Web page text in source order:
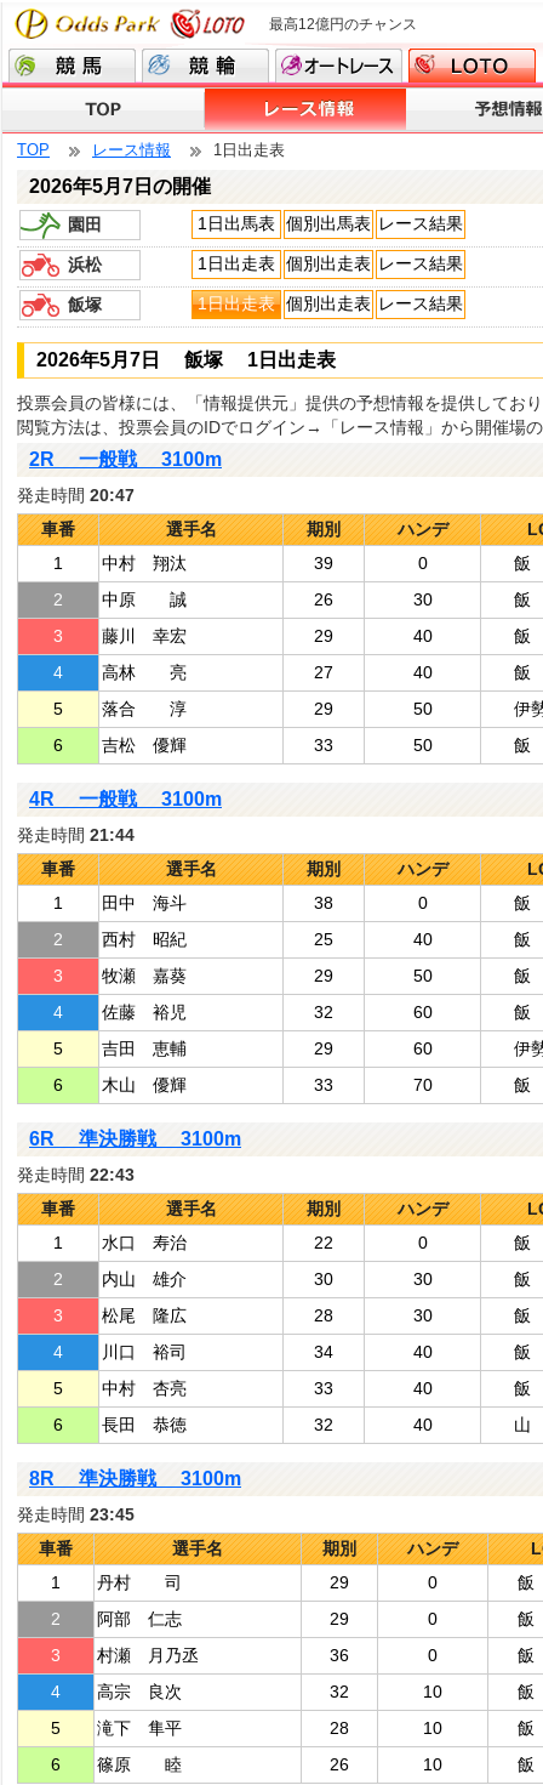
最高12億円のチャンス
TOP レース情報 1日出走表
2026年5月7日の開催
園田 1日出馬表 個別出馬表 レース結果
浜松 1日出走表 個別出走表 レース結果
飯塚 1日出走表 個別出走表 レース結果
2026年5月7日 飯塚 1日出走表
投票会員の皆様には、「情報提供元」提供の予想情報を提供してお
閲覧方法は、投票会員のIDでログイン→「レース情報」から開催場
2R 一般戦 3100m
発走時間 20:47
車番
選手名 期別 ハンデ
1
中村 翔汰 39 0
飯
2
中原 誠 26 30
飯
3
藤川 幸宏 29 40
飯
4
高林 亮 27 40
飯
5
落合 淳 29 50
伊
6
吉松 優輝 33 50 飯
4R 一般戦 3100m
発走時間 21:44
車番
選手名 期別 ハンデ
1
田中 海斗 38 0
飯
2
西村 昭紀 25 40
飯
3
牧瀬 嘉葵 29 50
飯
4
佐藤 裕児 32 60
飯
5
吉田 恵輔 29 60
伊
6
木山 優輝 33 70 飯
6R 準決勝戦 3100m
発走時間 22:43
車番
選手名 期別 ハンデ
1
水口 寿治 22 0
飯
2
内山 雄介 30 30
飯
3
松尾 隆広 28 30
飯
4
川口 裕司 34 40
飯
5
中村 杏亮 33 40
飯
6
長田 恭徳 32 40 山
8R 準決勝戦 3100m
発走時間 23:45
車番
選手名 期別 ハンデ
1
丹村 司 29 0
2
阿部 仁志 29 0
3
村瀬 月乃丞 36 0
4
高宗 良次 32 10
5
滝下 隼平 28 10
6
篠原 睦 26 10